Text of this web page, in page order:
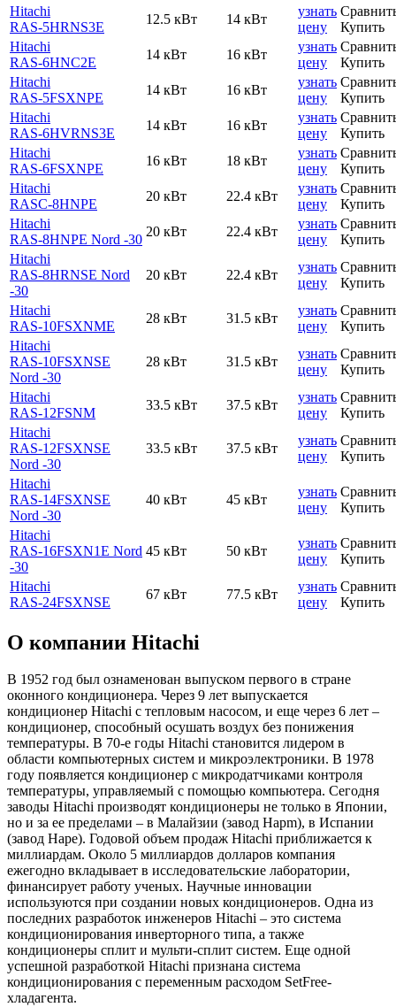
Hitachi
RAS-5HRNS3E
12.5 кВт 14 кВт
узнать
цену
Купить
Hitachi
RAS-6HNC2E
14 кВт 16 кВт
узнать
цену
Купить
Hitachi
RAS-5FSXNPE
14 кВт 16 кВт
узнать
цену
Купить
Hitachi
RAS-6HVRNS3E
14 кВт 16 кВт
узнать
цену
Купить
Hitachi
RAS-6FSXNPE
16 кВт 18 кВт
узнать
цену
Купить
Hitachi
RASC-8HNPE
20 кВт 22.4 кВт
узнать
цену
Купить
Hitachi
RAS-8HNPE Nord -30
20 кВт 22.4 кВт
узнать
цену
Купить
Hitachi
RAS-8HRNSE Nord
-30
20 кВт 22.4 кВт
узнать
цену
Купить
Hitachi
RAS-10FSXNME
28 кВт 31.5 кВт
узнать
цену
Купить
Hitachi
RAS-10FSXNSE
Nord -30
28 кВт 31.5 кВт
узнать
цену
Купить
Hitachi
RAS-12FSNM
33.5 кВт 37.5 кВт
узнать
цену
Купить
Hitachi
RAS-12FSXNSE
Nord -30
33.5 кВт 37.5 кВт
узнать
цену
Купить
Hitachi
RAS-14FSXNSE
Nord -30
40 кВт 45 кВт
узнать
цену
Купить
Hitachi
RAS-16FSXN1E Nord
-30
45 кВт 50 кВт
узнать
цену
Купить
Hitachi
RAS-24FSXNSE
67 кВт 77.5 кВт
узнать
цену
Купить
О компании Hitachi
В 1952 год был ознаменован выпуском первого в стране
оконного кондиционера. Через 9 лет выпускается
кондиционер Hitachi с тепловым насосом, и еще через 6 лет –
кондиционер, способный осушать воздух без понижения
температуры. В 70-е годы Hitachi становится лидером в
области компьютерных систем и микроэлектроники. В 1978
году появляется кондиционер с микродатчиками контроля
температуры, управляемый с помощью компьютера. Сегодня
заводы Hitachi производят кондиционеры не только в Японии,
но и за ее пределами – в Малайзии (завод Hapm), в Испании
(завод Hape). Годовой объем продаж Hitachi приближается к
миллиардам. Около 5 миллиардов долларов компания
ежегодно вкладывает в исследовательские лаборатории,
финансирует работу ученых. Научные инновации
используются при создании новых кондиционеров. Одна из
последних разработок инженеров Hitachi – это система
кондиционирования инверторного типа, а также
кондиционеры сплит и мульти-сплит систем. Еще одной
успешной разработкой Hitachi признана система
кондиционирования с переменным расходом SetFree-
хладагента.